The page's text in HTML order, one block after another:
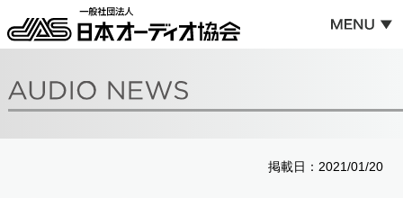
掲載日：2021/01/20